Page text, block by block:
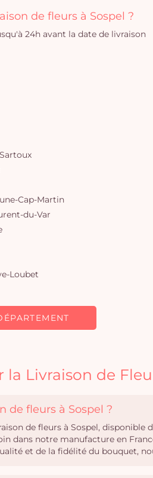
de fleurs à Sospel ?
24h avant la date de livraison
Cap-Martin
du-Var
Loubet
la Livraison de
de fleurs à Sospel ?
de fleurs à Sospel,
dans notre manufacture en
et de la fidélité du bouquet,